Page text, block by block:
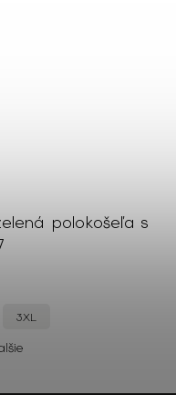
pulóver
M